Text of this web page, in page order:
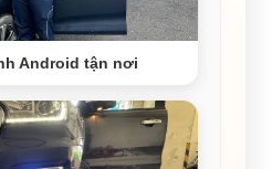
Android tận nơi